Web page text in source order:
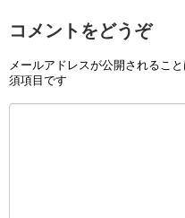
コメントをどうぞ
メールアドレスが公開されること
須項目です